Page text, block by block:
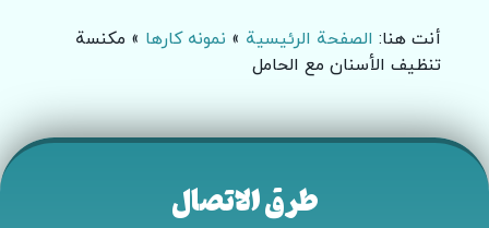
أنت هنا: الصفحة الرئيسية » نمونه کارها » مكنسة
تنظيف الأسنان مع الحامل
طرق الاتصال